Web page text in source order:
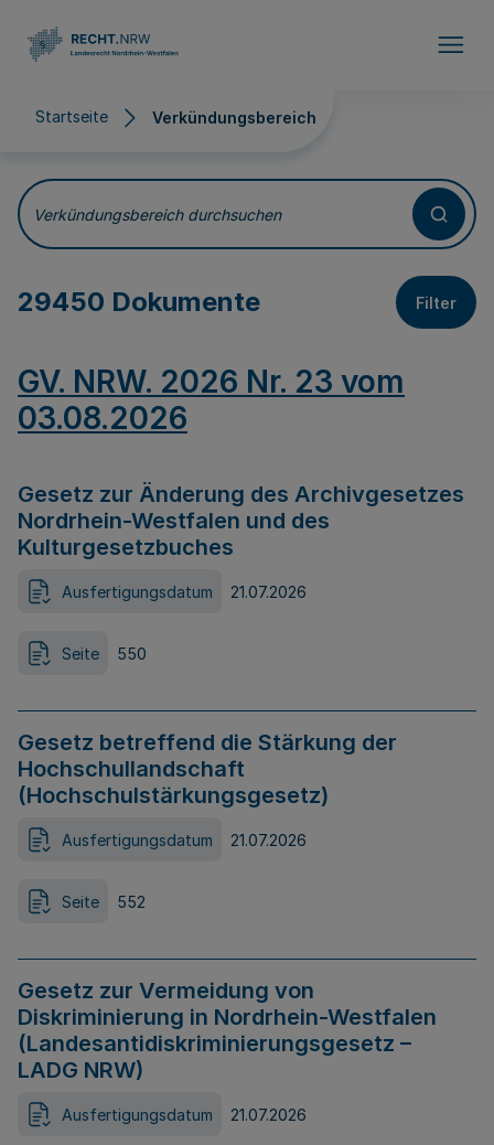
Startseite Verkündungsbereich
Verkündungsbereich
Verkündungsbereich durchsuchen
29450 Dokumente Filter
GV. NRW. 2026 Nr. 23 vom
03.08.2026
Gesetz zur Änderung des Archivgesetzes
Nordrhein-Westfalen und des
Kulturgesetzbuches
Ausfertigungsdatum 21.07.2026
Seite 550
Gesetz betreffend die Stärkung der
Hochschullandschaft
(Hochschulstärkungsgesetz)
Ausfertigungsdatum 21.07.2026
Seite 552
Gesetz zur Vermeidung von
Diskriminierung in Nordrhein-Westfalen
(Landesantidiskriminierungsgesetz –
LADG NRW)
Ausfertigungsdatum 21.07.2026